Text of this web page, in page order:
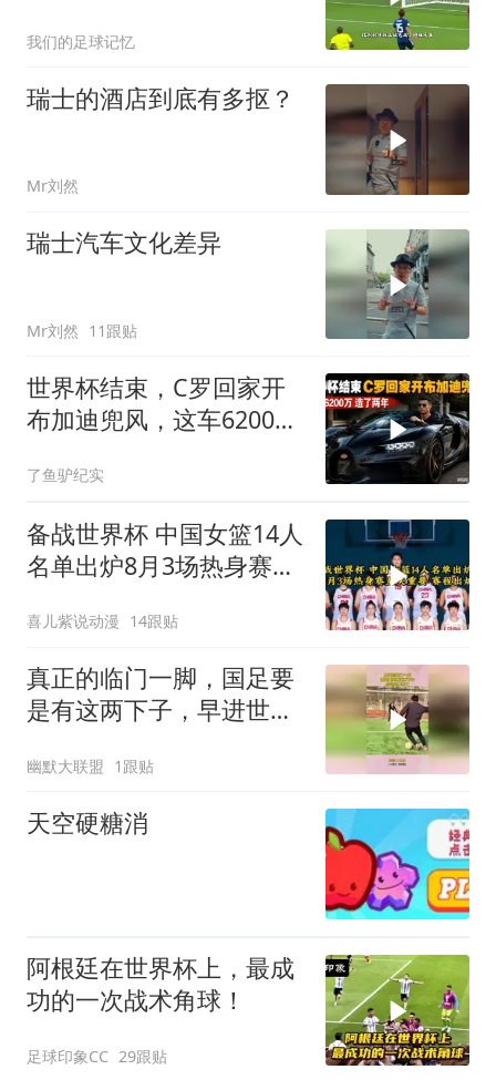
我们的足球记忆
瑞士的酒店到底有多抠？
Mr刘然
瑞士汽车文化差异
Mr刘然 11跟贴
世界杯结束，C罗回家开
布加迪兜风，这车6200
了鱼驴纪实
备战世界杯 中国女篮14人
名单出炉8月3场热身赛至
喜儿紫说动漫 14跟贴
真正的临门一脚，国足要
是有这两下子，早进世界
幽默大联盟 1跟贴
天空硬糖消
阿根廷在世界杯上，最成
功的一次战术角球！
足球印象CC 29跟贴